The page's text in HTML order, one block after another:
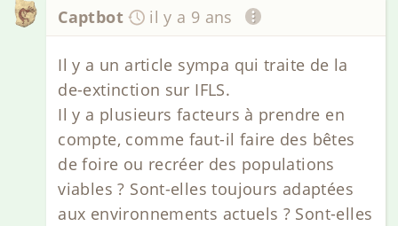
Captbot il y a 9 ans
Il y a un article sympa qui traite de la
de-extinction sur IFLS.
Il y a plusieurs facteurs à prendre en
compte, comme faut-il faire des bêtes
de foire ou recréer des populations
viables ? Sont-elles toujours adaptées
aux environnements actuels ? Sont-elles